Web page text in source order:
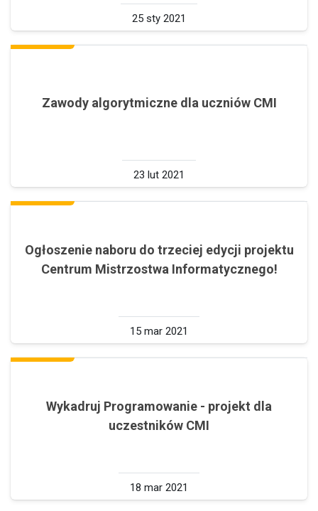
25 sty 2021
Zawody algorytmiczne dla uczniów CMI
23 lut 2021
Ogłoszenie naboru do trzeciej edycji projektu
Centrum Mistrzostwa Informatycznego!
15 mar 2021
Wykadruj Programowanie - projekt dla
uczestników CMI
18 mar 2021